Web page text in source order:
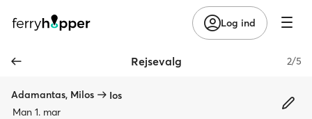
Log ind
Rejsevalg 2/5
Adamantas, Milos
Ios
Man 1. mar